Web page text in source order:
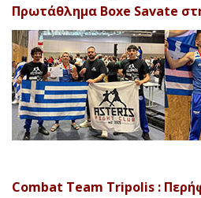
Πρωτάθλημα Boxe Savate
Combat Team Tripolis :